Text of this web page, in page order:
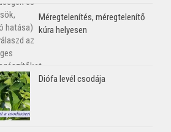
Méregtelenítés, méregtelenítő
kúra helyesen
Diófa levél csodája